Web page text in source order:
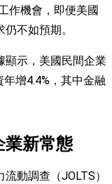
作機會，即便美國
不如預期。
顯示，美國民間企業
增4.4%，其中金融
業新常態
動調查（JOLTS）